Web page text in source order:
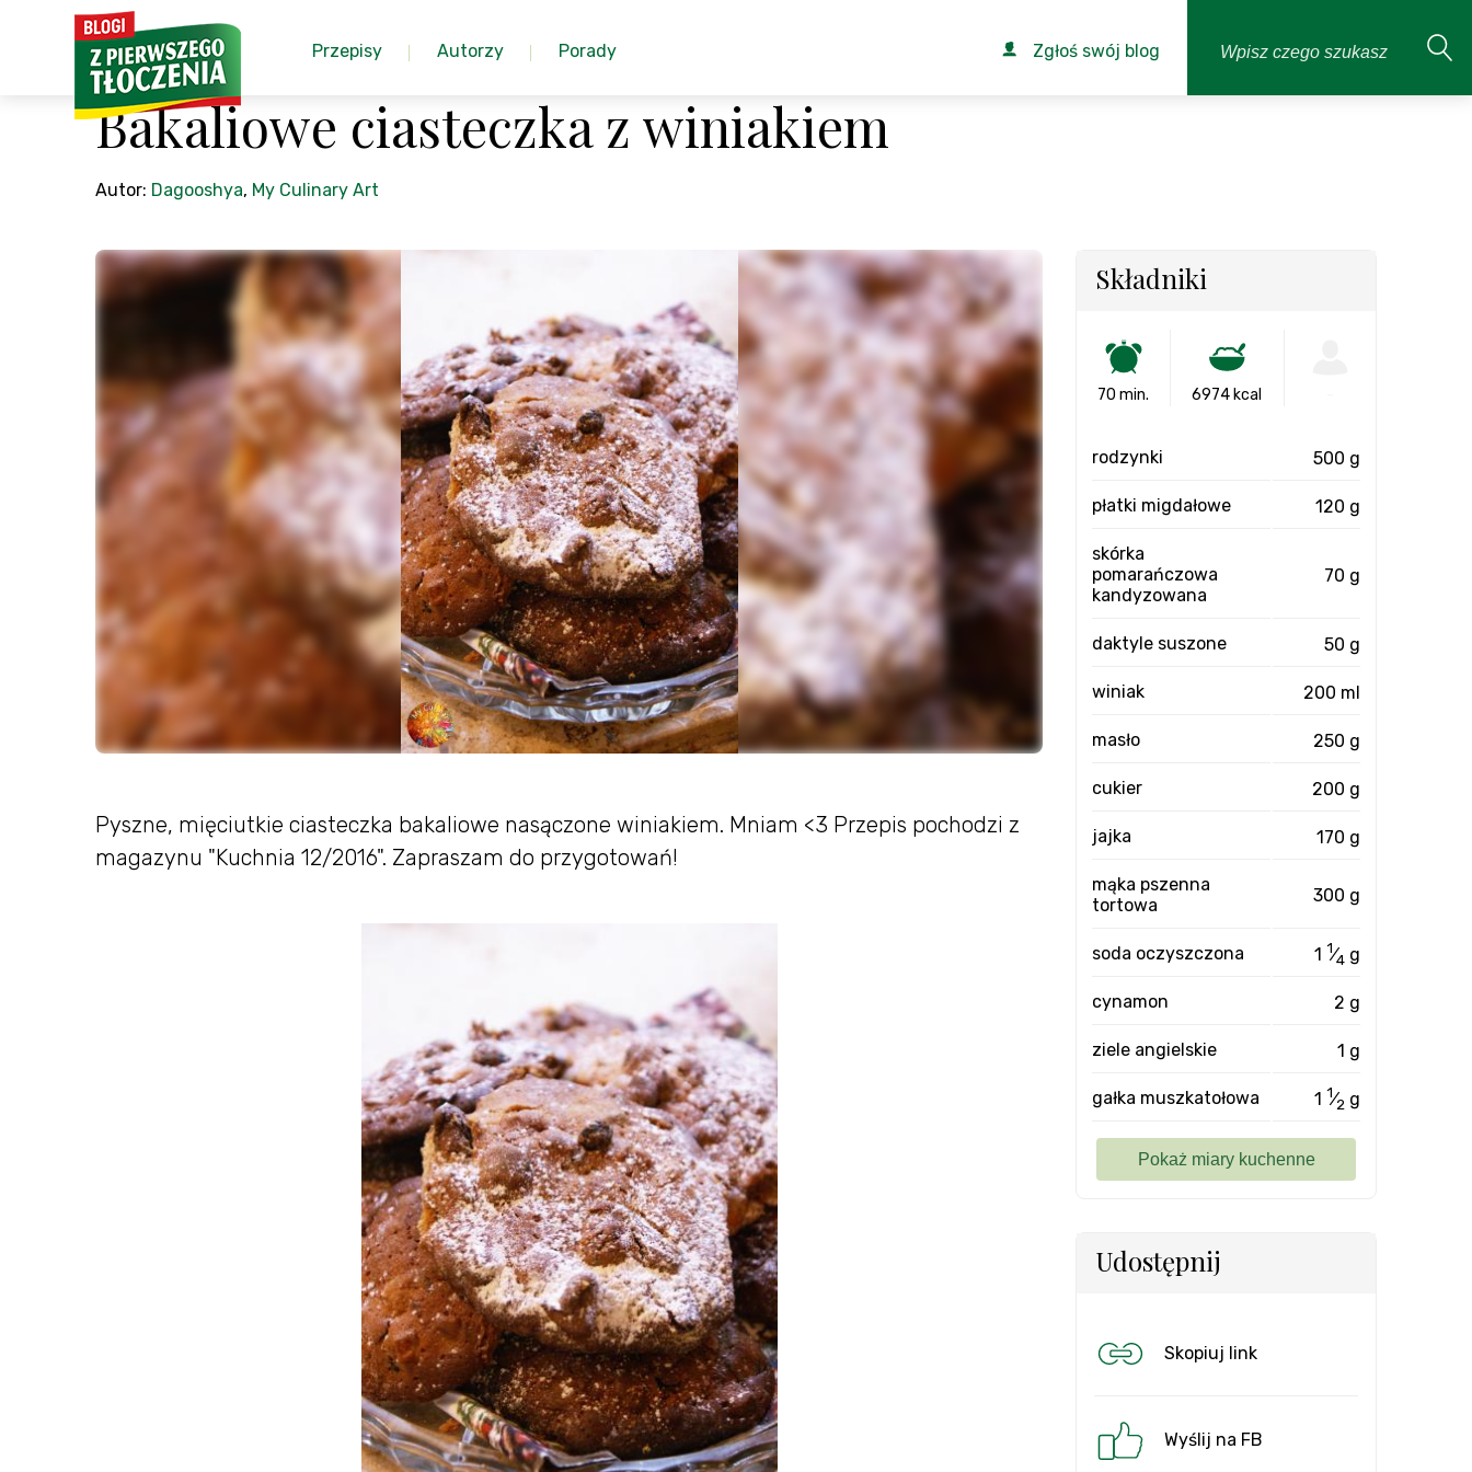
Przepisy Autorzy Porady Zgłoś swój blog
Bakaliowe ciasteczka z winiakiem
Autor: Dagooshya, My Culinary Art
Pyszne, mięciutkie ciasteczka bakaliowe nasączone winiakiem. Mniam <3 Przepis pochodzi z
magazynu "Kuchnia 12/2016". Zapraszam do przygotowań!
Składniki
70 min. 6974 kcal
rodzynki 500 g
płatki migdałowe 120 g
skórka
pomarańczowa
kandyzowana
70 g
daktyle suszone 50 g
winiak 200 ml
masło 250 g
cukier 200 g
jajka 170 g
mąka pszenna
tortowa
300 g
soda oczyszczona 1 1⁄4 g
cynamon 2 g
ziele angielskie 1 g
gałka muszkatołowa 1 1⁄2 g
Udostępnij
Skopiuj link
Wyślij na FB